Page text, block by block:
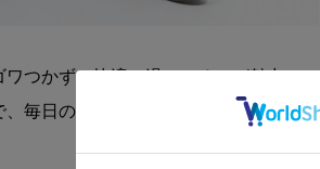
つかず、快適に過ごせるのが魅力。
毎日のコーディネートを支えてくれま